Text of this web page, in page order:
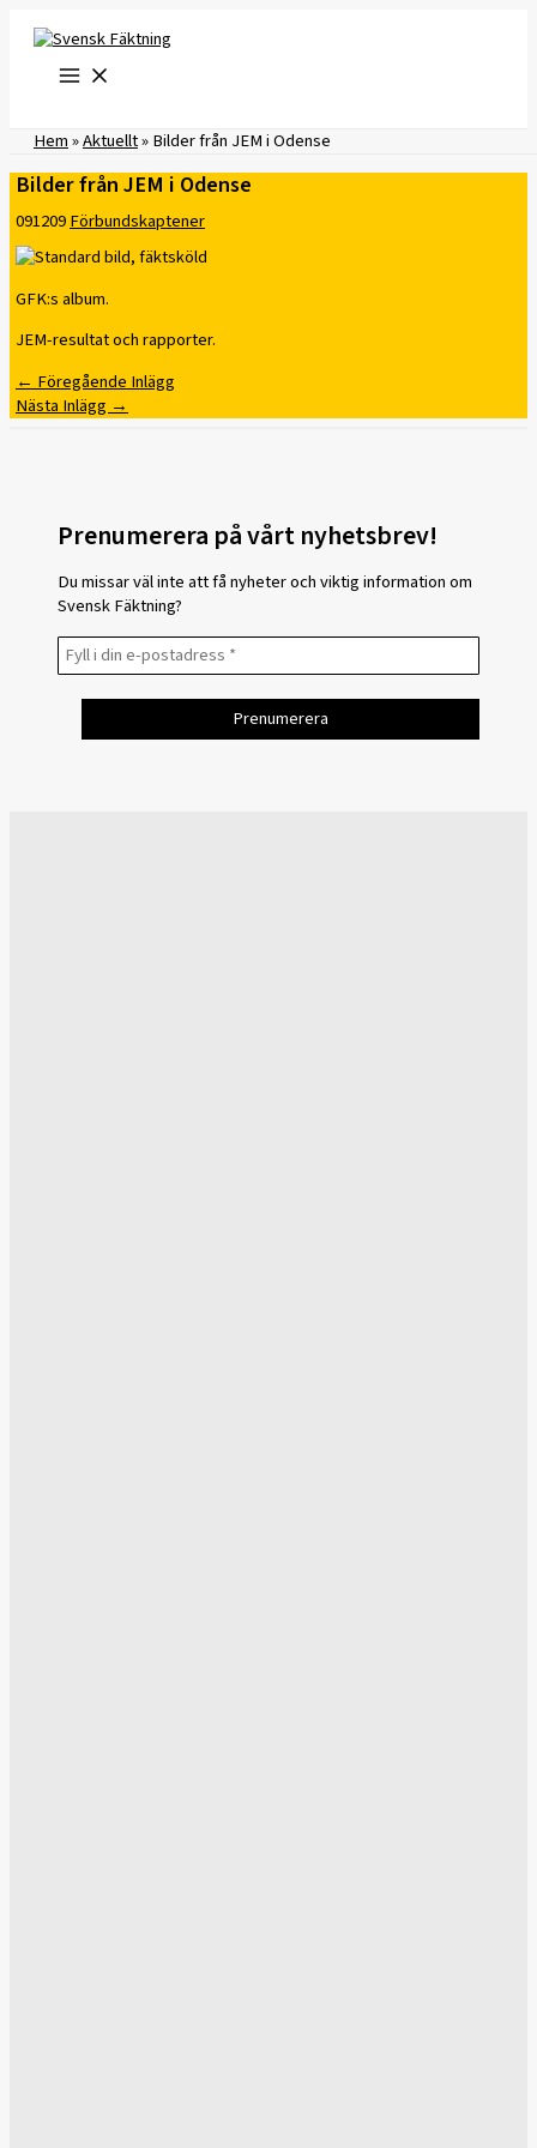
innehåll
Hem»Aktuellt»Bilder från JEM i Odense
Bilder från JEM i Odense
091209Förbundskaptener
GFK:s album.
JEM-resultat och rapporter.
← Föregående Inlägg
Nästa Inlägg →
Prenumerera på vårt nyhetsbrev!
Du missar väl inte att få nyheter och viktig information om
Svensk Fäktning?